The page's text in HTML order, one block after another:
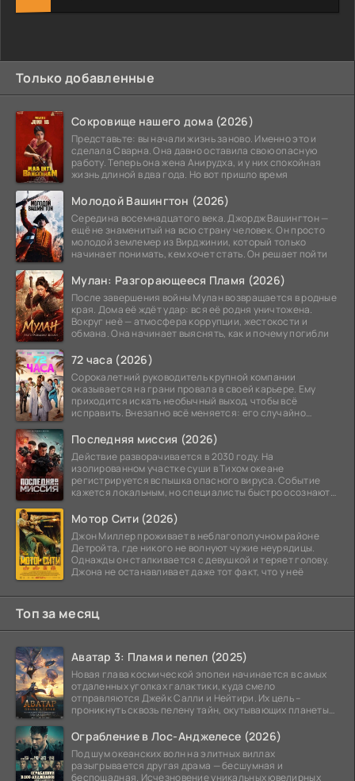
Только добавленные
Сокровище нашего дома (2026)
Представьте: вы начали жизнь заново. Именно это и
сделала Сварна. Она давно оставила свою опасную
работу. Теперь она жена Анирудха, и у них спокойная
жизнь длиной в два года. Но вот пришло время
Молодой Вашингтон (2026)
Середина восемнадцатого века. Джордж Вашингтон —
ещё не знаменитый на всю страну человек. Он просто
молодой землемер из Вирджинии, который только
начинает понимать, кем хочет стать. Он решает пойти
Мулан: Разгорающееся Пламя (2026)
После завершения войны Мулан возвращается в родные
края. Дома её ждёт удар: вся её родня уничтожена.
Вокруг неё — атмосфера коррупции, жестокости и
обмана. Она начинает выяснять, как и почему погибли
72 часа (2026)
Сорокалетний руководитель крупной компании
оказывается на грани провала в своей карьере. Ему
приходится искать необычный выход, чтобы всё
исправить. Внезапно всё меняется: его случайно
Последняя миссия (2026)
Действие разворачивается в 2030 году. На
изолированном участке суши в Тихом океане
регистрируется вспышка опасного вируса. Событие
кажется локальным, но специалисты быстро осознают:
Мотор Сити (2026)
Джон Миллер проживает в неблагополучном районе
Детройта, где никого не волнуют чужие неурядицы.
Однажды он сталкивается с девушкой и теряет голову.
Джона не останавливает даже тот факт, что у неё
Топ за месяц
Аватар 3: Пламя и пепел (2025)
Новая глава космической эпопеи начинается в самых
отдаленных уголках галактики, куда смело
отправляются Джейк Салли и Нейтири. Их цель –
проникнуть сквозь пелену тайн, окутывающих планеты
Ограбление в Лос-Анджелесе (2026)
Под шум океанских волн на элитных виллах
разыгрывается другая драма — бесшумная и
беспощадная. Исчезновение уникальных ювелирных